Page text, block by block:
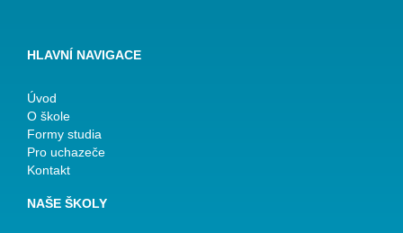
HLAVNÍ NAVIGACE
Úvod
O škole
Formy studia
Pro uchazeče
Kontakt
NAŠE ŠKOLY